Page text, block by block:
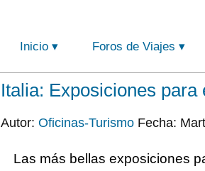
Inicio Foros de Viajes
Italia: Exposiciones
Autor: Oficinas-Turismo Fecha:
Las más bellas exposiciones